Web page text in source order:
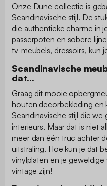
Onze Dune collectie is
Scandinavische stijl. De
die authentieke charme in
passerpoten en sobere
tv-meubels, dressoirs, kun
Scandinavische
dat...
Graag dit mooie
houten decorbekleding en
Scandinavische stijl die
interieurs. Maar dat is niet
meer dan één truc achter
uitstraling. Hoe kun je dat
vinylplaten en je
vintage zijn!